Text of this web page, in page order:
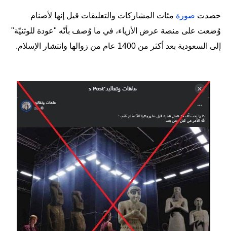
حصدت صورة مئات المشاركات والتعليقات قيل إنها لأصنام
وُضعت على منصة عرض الأزياء، في ما وُصف بأنّه "عودة للوثنيّة"
إلى السعودية بعد أكثر من 1400 عام من زوالها وانتشار الإسلام.
Image